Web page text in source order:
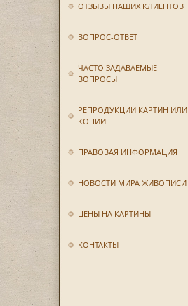
ОТЗЫВЫ НАШИХ КЛИЕНТОВ
ВОПРОС-ОТВЕТ
ЧАСТО ЗАДАВАЕМЫЕ
ВОПРОСЫ
РЕПРОДУКЦИИ КАРТИН ИЛИ
КОПИИ
ПРАВОВАЯ ИНФОРМАЦИЯ
НОВОСТИ МИРА ЖИВОПИСИ
ЦЕНЫ НА КАРТИНЫ
КОНТАКТЫ